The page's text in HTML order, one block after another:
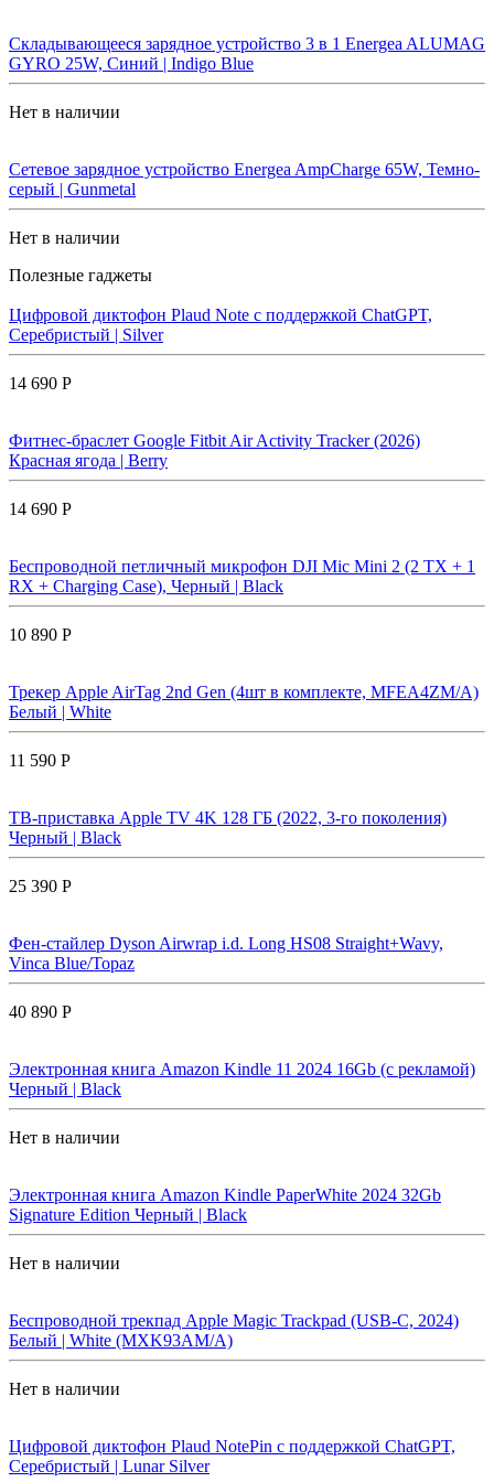
Складывающееся зарядное устройство 3 в 1 Energea ALUMAG
GYRO 25W, Синий | Indigo Blue
Нет в наличии
Сетевое зарядное устройство Energea AmpCharge 65W, Темно-
серый | Gunmetal
Нет в наличии
Полезные гаджеты
Цифровой диктофон Plaud Note с поддержкой ChatGPT,
Серебристый | Silver
14 690 Р
Фитнес-браслет Google Fitbit Air Activity Tracker (2026)
Красная ягода | Berry
14 690 Р
Беспроводной петличный микрофон DJI Mic Mini 2 (2 TX + 1
RX + Charging Case), Черный | Black
10 890 Р
Трекер Apple AirTag 2nd Gen (4шт в комплекте, MFEA4ZM/A)
Белый | White
11 590 Р
ТВ-приставка Apple TV 4K 128 ГБ (2022, 3-го поколения)
Черный | Black
25 390 Р
Фен-стайлер Dyson Airwrap i.d. Long HS08 Straight+Wavy,
Vinca Blue/Topaz
40 890 Р
Электронная книга Amazon Kindle 11 2024 16Gb (с рекламой)
Черный | Black
Нет в наличии
Электронная книга Amazon Kindle PaperWhite 2024 32Gb
Signature Edition Черный | Black
Нет в наличии
Беспроводной трекпад Apple Magic Trackpad (USB-C, 2024)
Белый | White (MXK93AM/A)
Нет в наличии
Цифровой диктофон Plaud NotePin с поддержкой ChatGPT,
Серебристый | Lunar Silver